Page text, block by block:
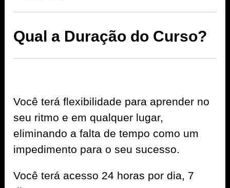
Qual a Duração do Curso?
Você terá flexibilidade para aprender no
seu ritmo e em qualquer lugar,
eliminando a falta de tempo como um
impedimento para o seu sucesso.
Você terá acesso 24 horas por dia, 7